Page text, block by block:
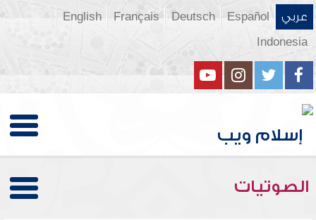
عربي Español
Deutsch
Français
English
Indonesia
الصوتيات